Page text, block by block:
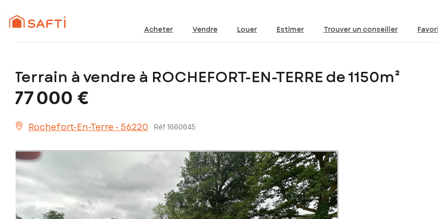
Acheter Vendre Louer Estimer Trouver un conseiller
Terrain à vendre à ROCHEFORT-EN-TERRE de 1150m²
77 000 €
Rochefort-En-Terre - 56220 Réf 1660645